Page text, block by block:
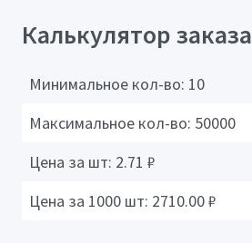
Калькулятор заказа
Минимальное кол-во: 10
Максимальное кол-во: 50000
Цена за шт: 2.71 ₽
Цена за 1000 шт: 2710.00₽